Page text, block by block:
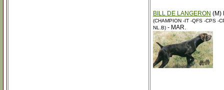
BILL DE LANGERON (M)
(CHAMPION -IT -QFS -CPS -
NL.B) - MAR.